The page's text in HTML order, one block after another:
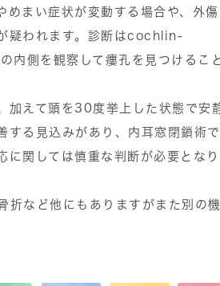
めまい症状が変動する場合や、外傷
疑われます。診断はcochlin-
側を観察して瘻孔を見つけること
加えて頭を30度挙上した状態で安
する見込みがあり、内耳窓閉鎖術で
関しては慎重な判断が必要となり
折など他にもありますがまた別の機